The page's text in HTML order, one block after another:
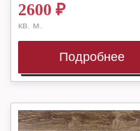
2600 ₽
кв. м.
Подробнее